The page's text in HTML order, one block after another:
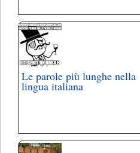
Le parole più lunghe nella
lingua italiana